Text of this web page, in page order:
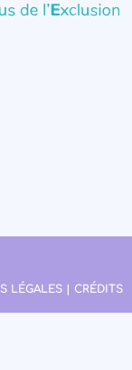
LÉGALES | CRÉDITS